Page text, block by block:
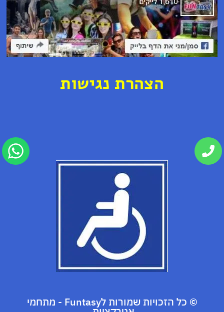
הצהרת נגישות
© כל הזכויות שמורות לFuntasy - מתחמי